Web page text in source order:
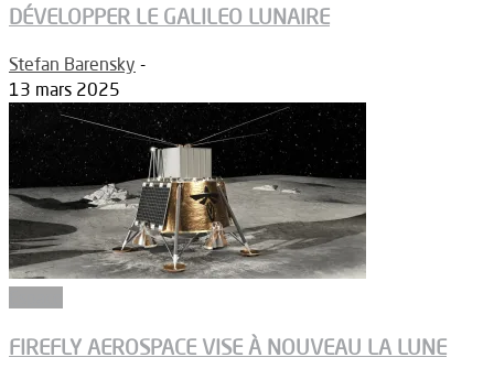
DÉVELOPPER LE GALILEO LUNAIRE
Stefan Barensky -
13 mars 2025
FIREFLY AEROSPACE VISE À NOUVEAU LA LUNE